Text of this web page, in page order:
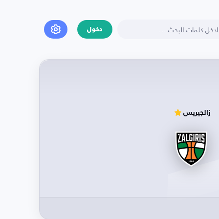
دخول
زالجيريس